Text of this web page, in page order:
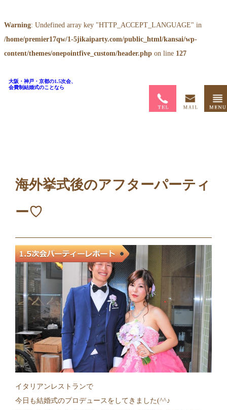
Warning: Undefined array key "HTTP_ACCEPT_LANGUAGE" in
/home/premier17qw/1-5jikaiparty.com/public_html/kansai/wp-
content/themes/onepointfive_custom/header.php on line 127
大阪・神戸・京都の1.5次会、
会費制結婚式のことなら
海外挙式後のアフターパーティ
ー♡
イタリアンレストランで
今日も結婚式のプロデュースをしてきました(^^♪